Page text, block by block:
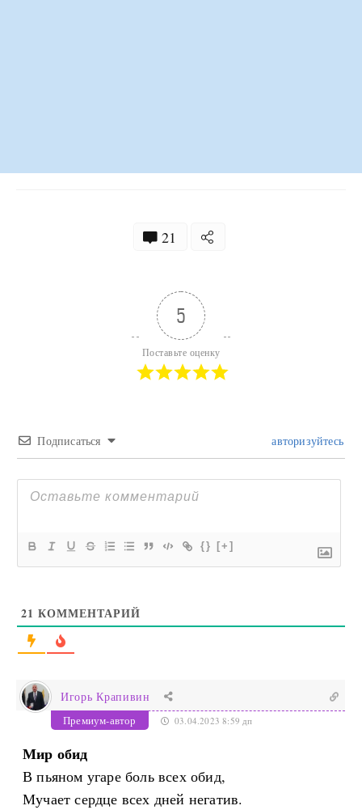
21
5
Поставьте оценку
Подписаться авторизуйтесь
{} [+]
21 КОММЕНТАРИЙ
Игорь Крапивин
Премиум-автор 03.04.2023 8:59 дп
Мир обид
В пьяном угаре боль всех обид,
Мучает сердце всех дней негатив.